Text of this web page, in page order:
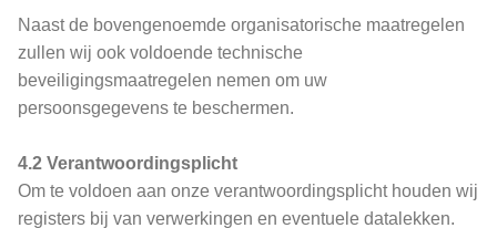
Naast de bovengenoemde organisatorische maatregelen
zullen wij ook voldoende technische
beveiligingsmaatregelen nemen om uw
persoonsgegevens te beschermen.
4.2 Verantwoordingsplicht
Om te voldoen aan onze verantwoordingsplicht houden wij
registers bij van verwerkingen en eventuele datalekken.